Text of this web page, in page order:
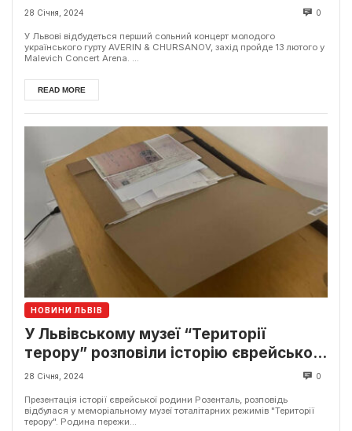
28 Січня, 2024 0
У Львові відбудеться перший сольний концерт молодого
українського гурту AVERIN & CHURSANOV, захід пройде 13 лютого у
Malevich Concert Arena. ...
READ MORE
НОВИНИ ЛЬВІВ
У Львівському музеї “Території
терору” розповіли історію єврейської
родини Розенталь
28 Січня, 2024 0
Презентація історії єврейської родини Розенталь, розповідь
відбулася у меморіальному музеї тоталітарних режимів "Території
терору". Родина пережи...